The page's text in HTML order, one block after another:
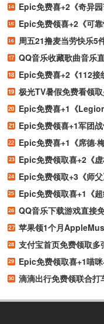
Epic免费喜+2《奇异园
Epic免费领喜+2《可
周五21撸麦当劳快乐5
QQ音乐收藏歌曲音乐
Epic免费喜+2《112接
极光TV暑假免费看领
Epic免费喜+1《
Epic免费领喜+1军团
Epic免费喜+1《席德·
Epic免费领取喜+2《
Epic免费领取+3《师
Epic免费领取喜+1《超
QQ音乐下载游戏直接
苹果领1个月
支付宝首页免费领取多
Epic免费领取喜+1喵
滴滴出行免费领联合